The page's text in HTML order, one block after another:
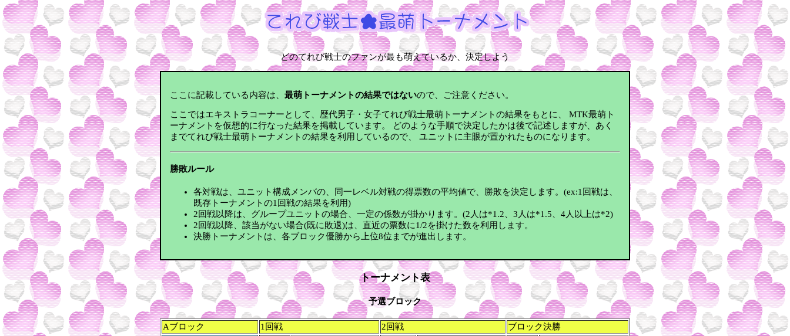
どのてれび戦士のファンが最も萌えているか、決定しよう
ここに記載している内容は、 最萌トーナメントの結果ではないので、ご注意ください。
ここではエキストラコーナーとして、歴代男子・女子てれび戦士最萌トーナメントの結果をもとに、 MTK最萌ト
ーナメントを仮想的に行なった結果を掲載しています。 どのような手順で決定したかは後で記述しますが、あく
までてれび戦士最萌トーナメントの結果を利用しているので、 ユニットに主眼が置かれたものになります。
勝敗ルール
各対戦は、ユニット構成メンバの、同一レベル対戦の得票数の平均値で、勝敗を決定します。(ex:1回戦は、
既存トーナメントの1回戦の結果を利用)
2回戦以降は、グループユニットの場合、一定の係数が掛かります。(2人は*1.2、3人は*1.5、4人以上は*2)
2回戦以降、該当がない場合(既に敗退)は、直近の票数に1/2を掛けた数を利用します。
決勝トーナメントは、各ブロック優勝から上位8位までが進出します。
トーナメント表
予選ブロック
Aブロック 1回戦 2回戦
ブロック決勝